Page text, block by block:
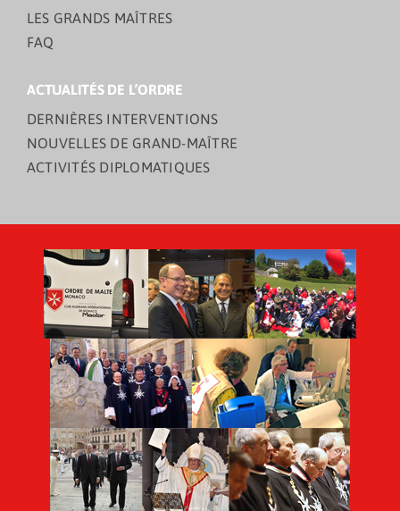
LES GRANDS MAÎTRES
FAQ
ACTUALITÉS DE L’ORDRE
DERNIÈRES INTERVENTIONS
NOUVELLES DE GRAND-MAÎTRE
ACTIVITÉS DIPLOMATIQUES